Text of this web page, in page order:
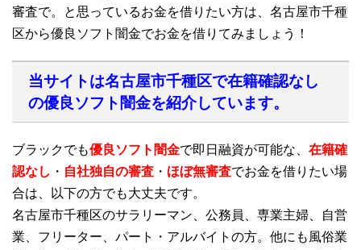
審査で。と思っているお金を借りたい方は、名古屋市千種
区から優良ソフト闇金でお金を借りてみましょう！
当サイトは名古屋市千種区で在籍確認なし
の優良ソフト闇金を紹介しています。
ブラックでも優良ソフト闇金で即日融資が可能な、 在籍確
認なし ・ 自社独自の審査 ・ ほぼ無審査でお金を借りたい場
合は、以下の方でも大丈夫です。
名古屋市千種区のサラリーマン、公務員、専業主婦、自営
業、フリーター、パート・アルバイトの方。他にも風俗業